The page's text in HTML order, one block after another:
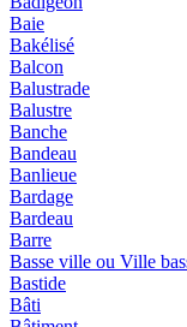
Baie
Bakélisé
Balcon
Balustrade
Balustre
Banche
Bandeau
Banlieue
Bardage
Bardeau
Barre
Basse ville ou Ville
Bastide
Bâti